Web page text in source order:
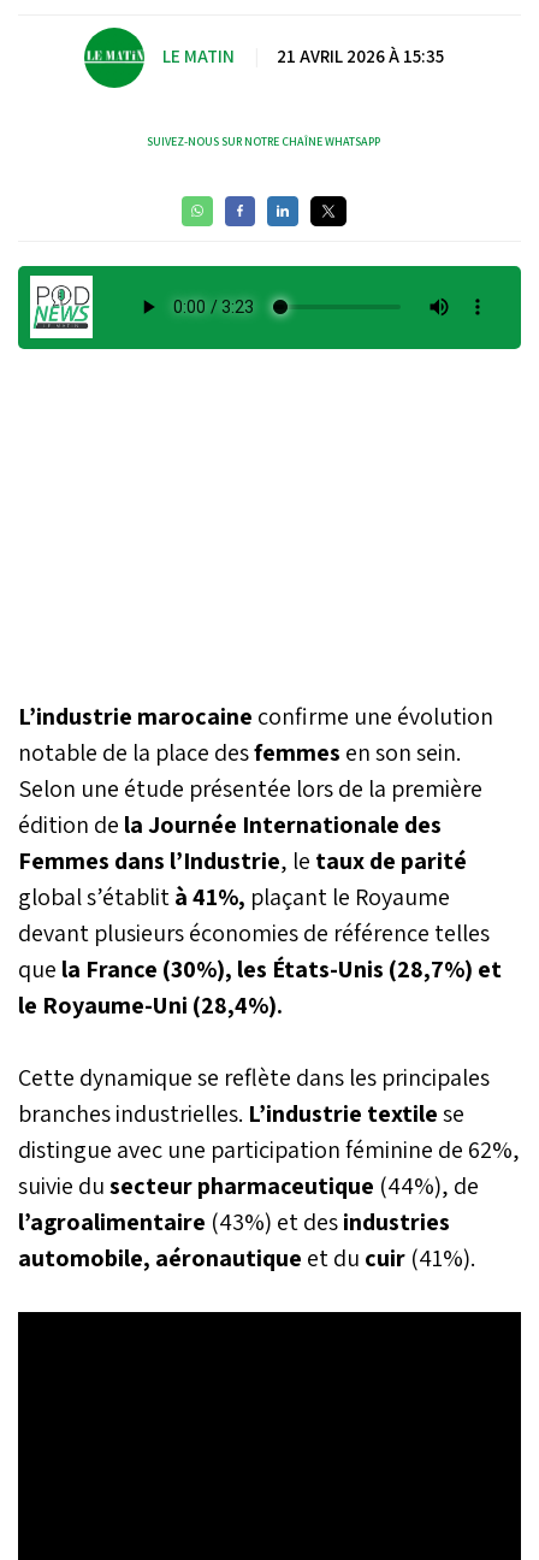
LE MATIN 21 AVRIL 2026 À 15:35
SUIVEZ-NOUS SUR NOTRE CHAÎNE WHATSAPP
L’industrie marocaine confirme une évolution
notable de la place desfemmes en son sein.
Selon une étude présentée lors de la première
édition de la Journée Internationale des
Femmes dans l’Industrie, le taux de parité
global s’établità 41%, plaçant le Royaume
devant plusieurs économies de référence telles
que la France (30%), les États-Unis (28,7%) et
le Royaume-Uni (28,4%).
Cette dynamique se reflète dans les principales
branches industrielles. L’industrie textilese
distingue avec une participation féminine de 62%,
suivie dusecteur pharmaceutique (44%), de
l’agroalimentaire (43%) et desindustries
automobile, aéronautique et du cuir (41%).